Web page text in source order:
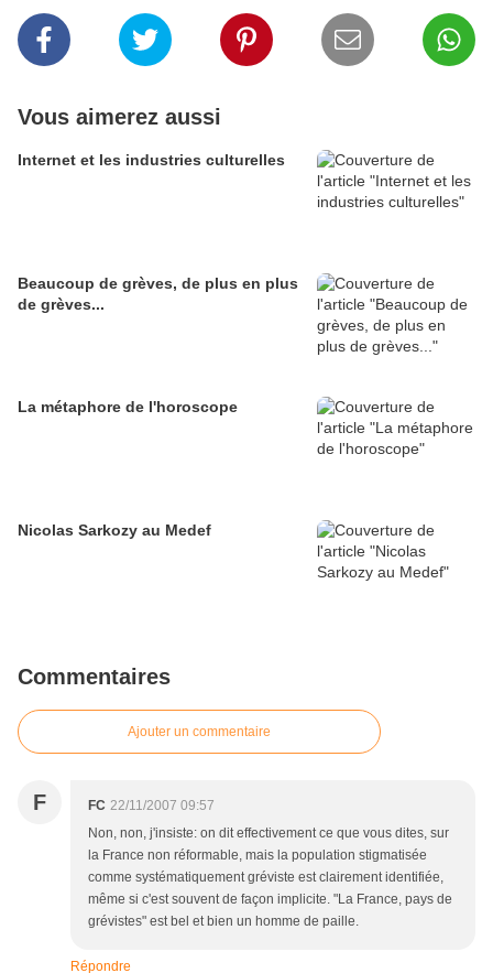
Vous aimerez aussi
Internet et les industries culturelles
Beaucoup de grèves, de plus en plus
de grèves...
La métaphore de l'horoscope
Nicolas Sarkozy au Medef
Commentaires
Ajouter un commentaire
F FC 22/11/2007 09:57
Non, non, j'insiste: on dit effectivement ce que vous dites, sur
la France non réformable, mais la population stigmatisée
comme systématiquement gréviste est clairement identifiée,
même si c'est souvent de façon implicite. "La France, pays de
grévistes" est bel et bien un homme de paille.
Répondre